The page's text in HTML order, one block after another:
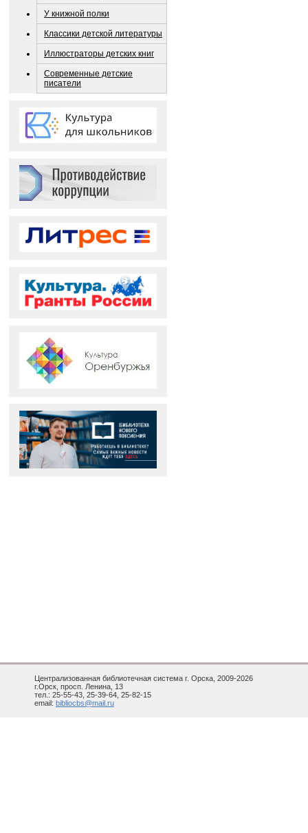
У книжной полки
Классики детской литературы
Иллюстраторы детских книг
Современные детские
писатели
Централизованная библиотечная система г. Орска, 2009-2026
г.Орск, просп. Ленина, 13
тел.: 25-55-43, 25-39-64, 25-82-15
email: bibliocbs@mail.ru